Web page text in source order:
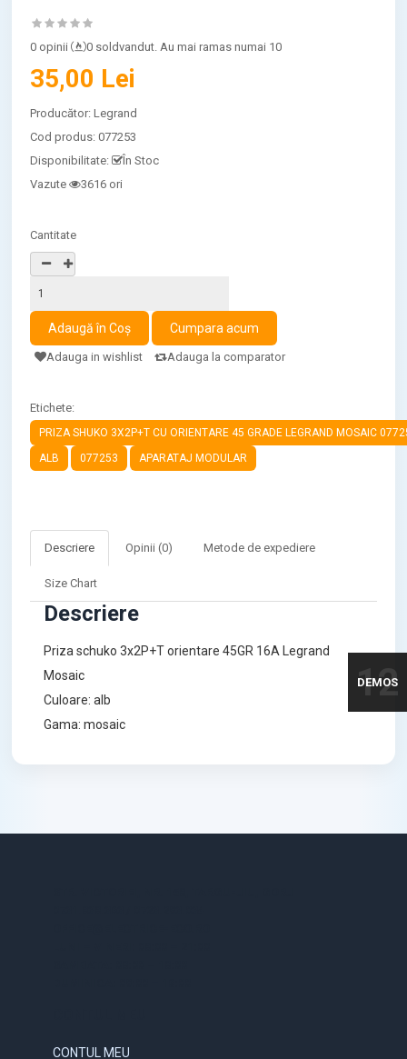
0 opinii 0 soldvandut. Au mai ramas numai 10
35,00 Lei
Producător:Legrand
Cod produs:077253
Disponibilitate:
În Stoc
Vazute
3616 ori
Cantitate
Adauga in wishlist Adauga la comparator
Etichete:
PRIZA SHUKO 3X2P+T CU ORIENTARE 45 GRADE LEGRAND MOSAIC
ALB
077253 APARATAJ MODULAR
Descriere Opinii (0) Metode de expediere
Size Chart
Descriere
Priza schuko 3x2P+T orientare 45GR 16A Legrand
Mosaic
Culoare: alb
Gama: mosaic
CONTUL MEU
DEMOS
12